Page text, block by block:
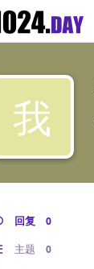
我
回复 0
主题 0